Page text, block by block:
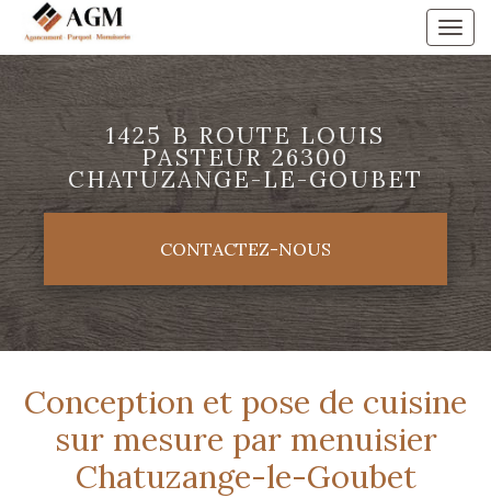
Aller
contenu
principal
1425 B ROUTE LOUIS
PASTEUR 26300
CHATUZANGE-LE-GOUBET
CONTACTEZ-NOUS
Conception et pose de cuisine
sur mesure par menuisier
Chatuzange-le-Goubet